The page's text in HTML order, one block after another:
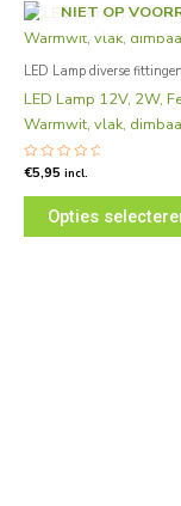
NIET OP
LED Lamp diverse fittingen
LED Lamp 12V, 2W,
Warmwit, vlak,
Gewaardeerd
uit
€5,95 incl.
Opties